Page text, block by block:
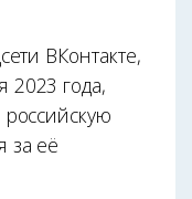
ВКонтакте,
2023 года,
российскую
за её